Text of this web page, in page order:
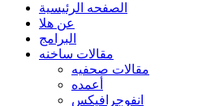
الصفحه الرئيسية
عن هلا
البرامج
مقالات ساخنه
مقالات صحفيه
أعمده
انفوجرافيكس